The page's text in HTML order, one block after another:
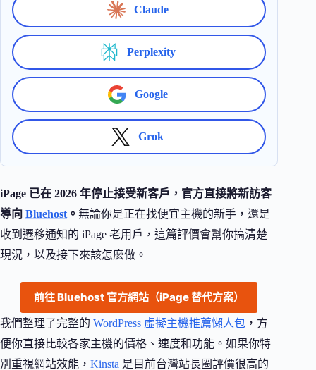
Claude
Perplexity
Google
Grok
iPage 已在 2026 年停止接受新客戶，官方直接將新訪客
導向 Bluehost 。 無論你是正在找便宜主機的新手，還是
收到遷移通知的 iPage 老用戶，這篇評價會幫你搞清楚
現況，以及接下來該怎麼做。
前往 Bluehost 官方網站（iPage 替代方案）
我們整理了完整的 WordPress 虛擬主機推薦懶人包 ，方
便你直接比較各家主機的價格、速度和功能。如果你特
別重視網站效能， Kinsta 是目前台灣站長圈評價很高的